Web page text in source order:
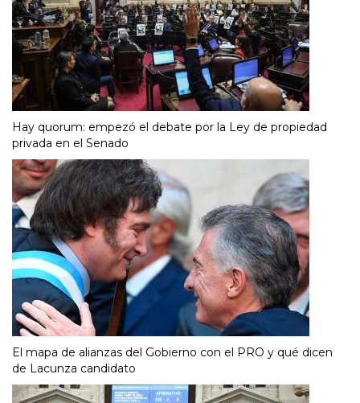
Hay quorum: empezó el debate por la Ley de propiedad
privada en el Senado
El mapa de alianzas del Gobierno con el PRO y qué dicen
de Lacunza candidato